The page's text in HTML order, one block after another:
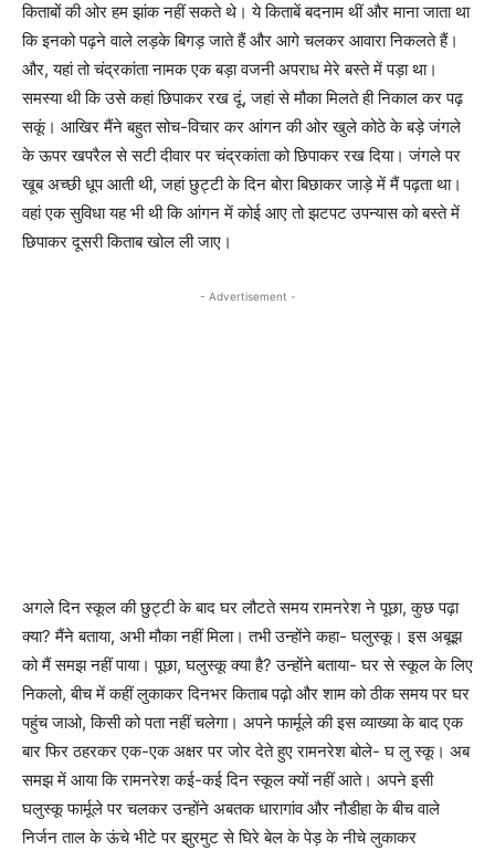
किताबों की ओर हम झांक नहीं सकते थे। ये किताबें बदनाम थीं और माना जाता था
कि इनको पढ़ने वाले लड़के बिगड़ जाते हैं और आगे चलकर आवारा निकलते हैं।
और, यहां तो चंद्रकांता नामक एक बड़ा वजनी अपराध मेरे बस्ते में पड़ा था।
समस्या थी कि उसे कहां छिपाकर रख दूं, जहां से मौका मिलते ही निकाल कर पढ़
सकूं। आखिर मैंने बहुत सोच-विचार कर आंगन की ओर खुले कोठे के बड़े जंगले
के ऊपर खपरैल से सटी दीवार पर चंद्रकांता को छिपाकर रख दिया। जंगले पर
खूब अच्छी धूप आती थी, जहां छुट्टी के दिन बोरा बिछाकर जाड़े में मैं पढ़ता था।
वहां एक सुविधा यह भी थी कि आंगन में कोई आए तो झटपट उपन्यास को बस्ते में
छिपाकर दूसरी किताब खोल ली जाए।
- Advertisement -
अगले दिन स्कूल की छुट्टी के बाद घर लौटते समय रामनरेश ने पूछा, कुछ पढ़ा
क्या? मैंने बताया, अभी मौका नहीं मिला। तभी उन्होंने कहा- घलुस्कू। इस अबूझ
को मैं समझ नहीं पाया। पूछा, घलुस्कू क्या है? उन्होंने बताया- घर से स्कूल के लिए
निकलो, बीच में कहीं लुकाकर दिनभर किताब पढ़ो और शाम को ठीक समय पर घर
पहुंच जाओ, किसी को पता नहीं चलेगा। अपने फार्मूले की इस व्याख्या के बाद एक
बार फिर ठहरकर एक-एक अक्षर पर जोर देते हुए रामनरेश बोले- घ लु स्कू। अब
समझ में आया कि रामनरेश कई-कई दिन स्कूल क्यों नहीं आते। अपने इसी
घलुस्कू फार्मूले पर चलकर उन्होंने अबतक धारागांव और नौडीहा के बीच वाले
निर्जन ताल के ऊंचे भीटे पर झुरमुट से घिरे बेल के पेड़ के नीचे लुकाकर